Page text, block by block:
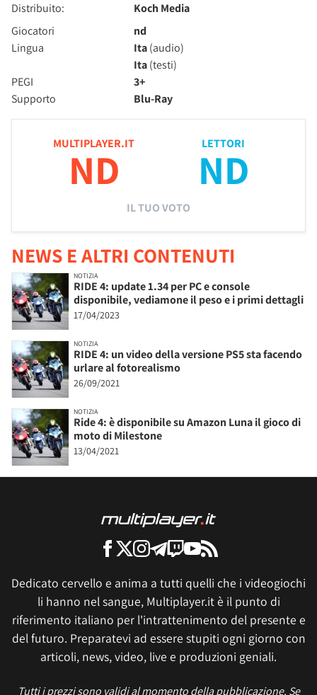
Distribuito:
Koch Media
Giocatori
nd
Lingua
Ita(audio)
Ita(testi)
PEGI
3+
Supporto
Blu-Ray
MULTIPLAYER.IT
ND
LETTORI
ND
IL TUO VOTO
NEWS E ALTRI CONTENUTI
NOTIZIA
RIDE 4: update 1.34 per PC e console
disponibile, vediamone il peso e i primi dettagli
17/04/2023
NOTIZIA
RIDE 4: un video della versione PS5 sta facendo
urlare al fotorealismo
26/09/2021
NOTIZIA
Ride 4: è disponibile su Amazon Luna il gioco di
moto di Milestone
13/04/2021
Dedicato cervello e anima a tutti quelli che i videogiochi
li hanno nel sangue, Multiplayer.it è il punto di
riferimento italiano per l'intrattenimento del presente e
del futuro. Preparatevi ad essere stupiti ogni giorno con
articoli, news, video, live e produzioni geniali.
Tutti i prezzi sono validi al momento della pubblicazione. Se